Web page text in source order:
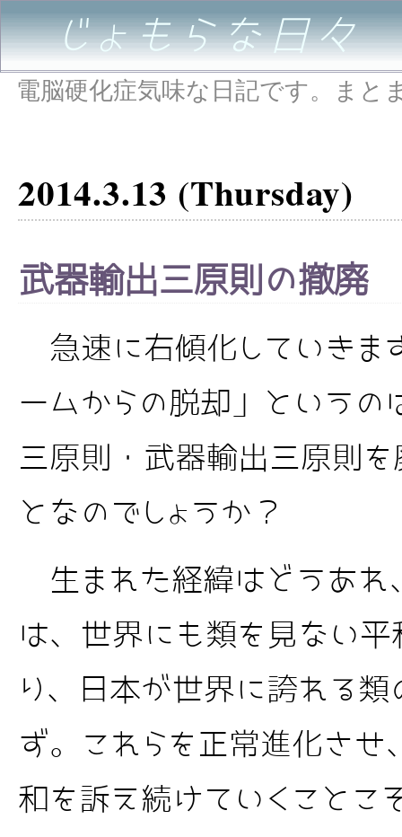
じょもらな日々
電脳硬化症気味な日記です。まと
2014.3.13 (Thursday)
武器輸出三原則の撤廃
急速に右傾化していきま
ームからの脱却」という
三原則・武器輸出三原則
となのでしょうか？
生まれた経緯はどうあれ
は、世界にも類を見ない
り、日本が世界に誇れる類
ず。これらを正常進化さ
和を訴え続けていくことこ